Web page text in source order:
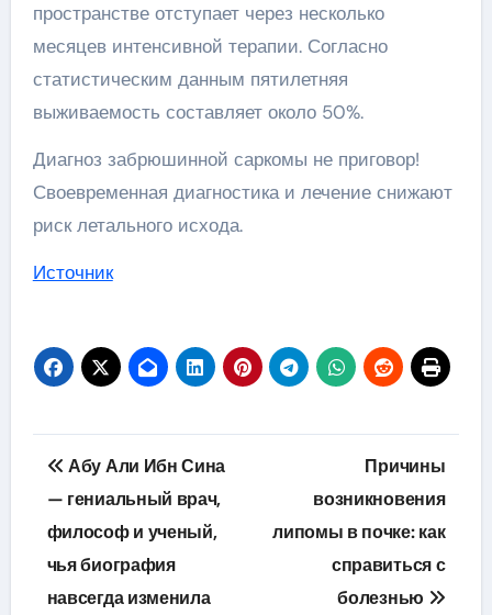
пространстве отступает через несколько
месяцев интенсивной терапии. Согласно
статистическим данным пятилетняя
выживаемость составляет около 50%.
Диагноз забрюшинной саркомы не приговор!
Своевременная диагностика и лечение снижают
риск летального исхода.
Источник
Навигация
по
записям
Абу Али Ибн Сина
— гениальный врач,
философ и ученый,
чья биография
навсегда изменила
Причины
возникновения
липомы в почке: как
справиться с
болезнью